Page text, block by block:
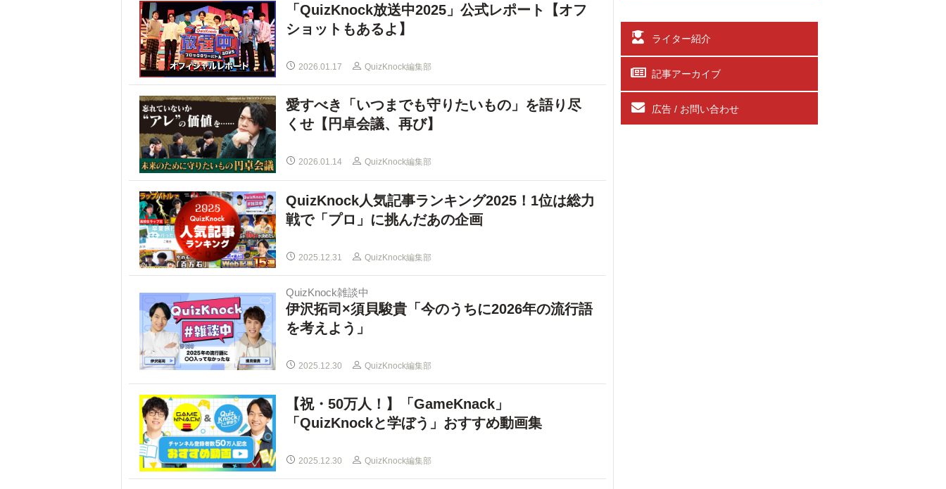
「QuizKnock放送中2025」公式レポート【オフ
ショットもあるよ】
2026.01.17 QuizKnock編集部
愛すべき「いつまでも守りたいもの」を語り尽
くせ【円卓会議、再び】
2026.01.14 QuizKnock編集部
QuizKnock人気記事ランキング2025！1位は総力
戦で「プロ」に挑んだあの企画
2025.12.31 QuizKnock編集部
QuizKnock雑談中
伊沢拓司×須貝駿貴「今のうちに2026年の流行語
を考えよう」
2025.12.30 QuizKnock編集部
【祝・50万人！】「GameKnack」
「QuizKnockと学ぼう」おすすめ動画集
2025.12.30 QuizKnock編集部
ライター紹介
記事アーカイブ
広告 / お問い合わせ